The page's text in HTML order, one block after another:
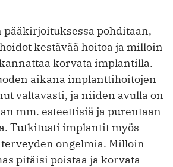
pääkirjoituksessa pohditaan,
kestävää hoitoa ja milloin
korvata implantilla.
aikana implanttihoitojen
valtavasti, ja niiden avulla on
mm. esteettisiä ja purentaan
Tutkitusti implantit myös
ongelmia. Milloin
pitäisi poistaa ja korvata